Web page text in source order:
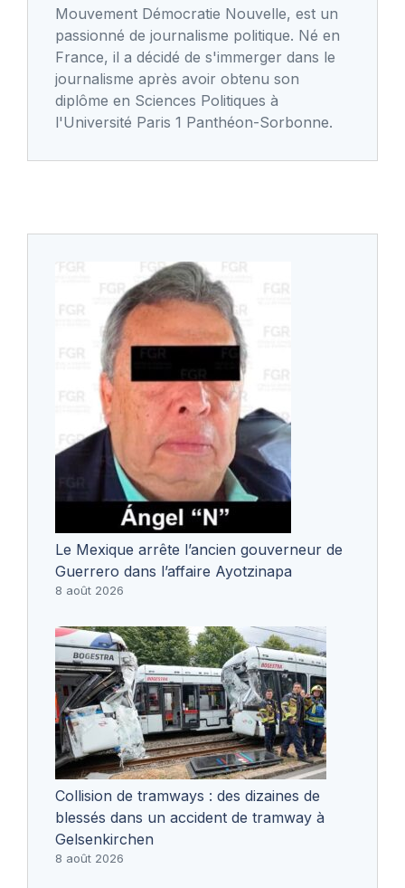
Mouvement Démocratie Nouvelle, est un
passionné de journalisme politique. Né en
France, il a décidé de s'immerger dans le
journalisme après avoir obtenu son
diplôme en Sciences Politiques à
l'Université Paris 1 Panthéon-Sorbonne.
Le Mexique arrête l’ancien gouverneur de
Guerrero dans l’affaire Ayotzinapa
8 août 2026
Collision de tramways : des dizaines de
blessés dans un accident de tramway à
Gelsenkirchen
8 août 2026